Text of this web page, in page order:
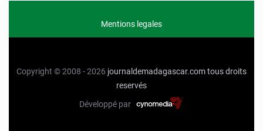
Mentions legales
Copyright © 2008 - 2026 journaldemadagascar.comtous droits
reservés
Développé par